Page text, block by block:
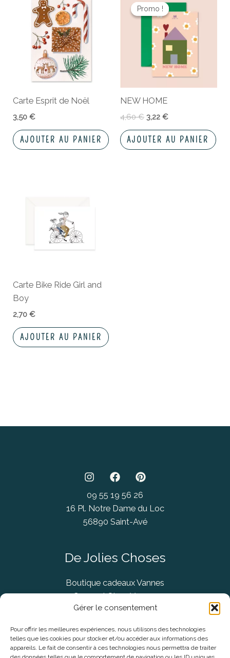
Gérer le consentement
Pour offrir les meilleures expériences, nous utilisons des technologies
telles que les cookies pour stocker et/ou accéder aux informations des
appareils. Le fait de consentir à ces technologies nous permettra de traiter
Carte Esprit de Noël
3,50€
AJOUTER AU PANIER
Promo !
Promo !
NEW HOME
4,60€
prix
initial
était :
4,60 €.
3,22 €
prix
actuel
est :
3,22 €.
AJOUTER AU PANIER
Carte Bike Ride Girl and
Boy
2,70€
AJOUTER AU PANIER
09 55 19 56 26
16 Pl. Notre Dame du Loc
56890 Saint-Avé
De Jolies Choses
Boutique cadeaux Vannes
Concept Store Vannes
Informations légales